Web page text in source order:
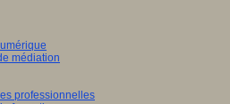
médiation
professionnelles